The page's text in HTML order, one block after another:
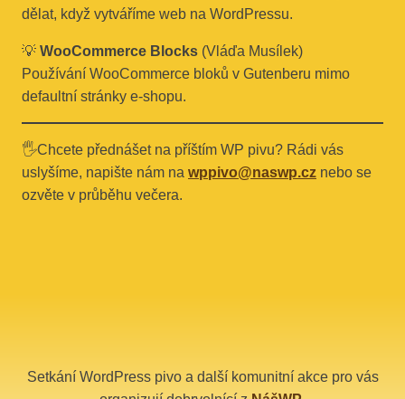
dělat, když vytváříme web na WordPressu.
💡 WooCommerce Blocks (Vláďa Musílek)
Používání WooCommerce bloků v Gutenberu mimo
defaultní stránky e-shopu.
🖐Chcete přednášet na příštím WP pivu? Rádi vás
uslyšíme, napište nám na wppivo@naswp.cz nebo se
ozvěte v průběhu večera.
Setkání WordPress pivo a další komunitní akce pro vás